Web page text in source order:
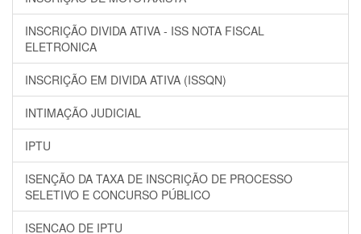
INSCRIÇÃO DIVIDA ATIVA - ISS NOTA FISCAL
ELETRONICA
INSCRIÇÃO EM DIVIDA ATIVA (ISSQN)
INTIMAÇÃO JUDICIAL
IPTU
ISENÇÃO DA TAXA DE INSCRIÇÃO DE PROCESSO
SELETIVO E CONCURSO PÚBLICO
ISENCAO DE IPTU